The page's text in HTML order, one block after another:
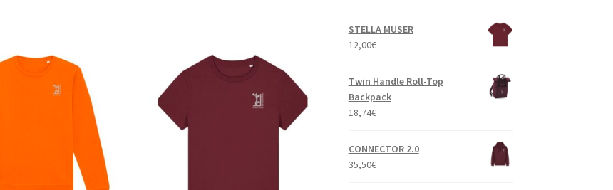
STELLA MUSER
12,00€
Twin Handle Roll-Top
Backpack
18,74€
CONNECTOR 2.0
35,50€